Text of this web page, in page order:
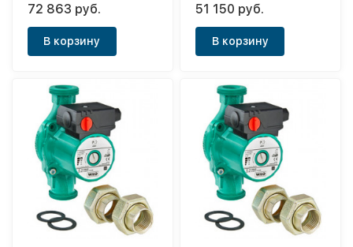
72 863 руб.
В корзину
51 150 руб.
В корзину